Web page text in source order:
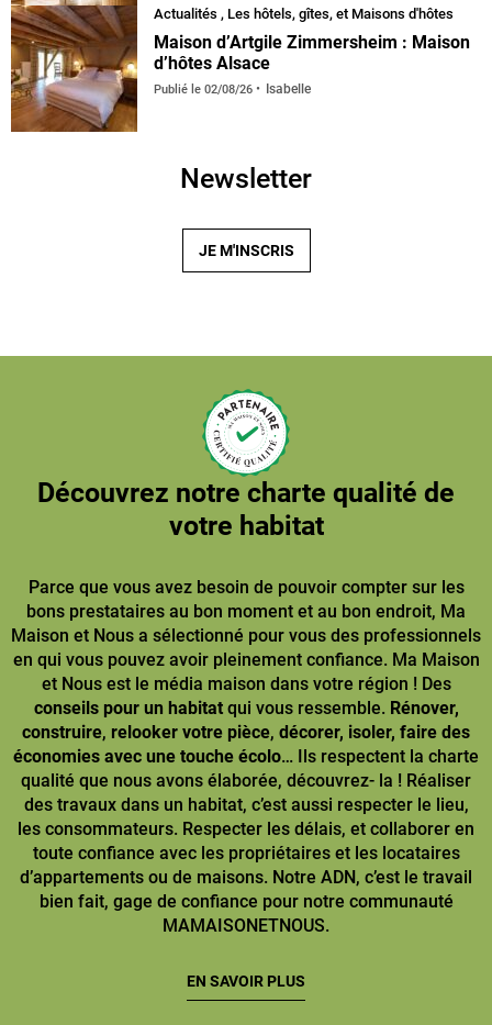
Actualités , Les hôtels, gîtes, et Maisons d'hôtes
Maison d’Artgile Zimmersheim : Maison
d’hôtes Alsace
Publié le 02/08/26 Isabelle
Newsletter
JE M'INSCRIS
Découvrez notre charte qualité de
votre habitat
Parce que vous avez besoin de pouvoir compter sur les
bons prestataires au bon moment et au bon endroit, Ma
Maison et Nous a sélectionné pour vous des professionnels
en qui vous pouvez avoir pleinement confiance. Ma Maison
et Nous est le média maison dans votre région ! Des
conseils pour un habitatqui vous ressemble. Rénover,
construire, relooker votre pièce, décorer, isoler, faire des
économies avec une touche écolo… Ils respectent la charte
qualité que nous avons élaborée, découvrez- la ! Réaliser
des travaux dans un habitat, c’est aussi respecter le lieu,
les consommateurs. Respecter les délais, et collaborer en
toute confiance avec les propriétaires et les locataires
d’appartements ou de maisons. Notre ADN, c’est le travail
bien fait, gage de confiance pour notre communauté
MAMAISONETNOUS.
EN SAVOIR PLUS